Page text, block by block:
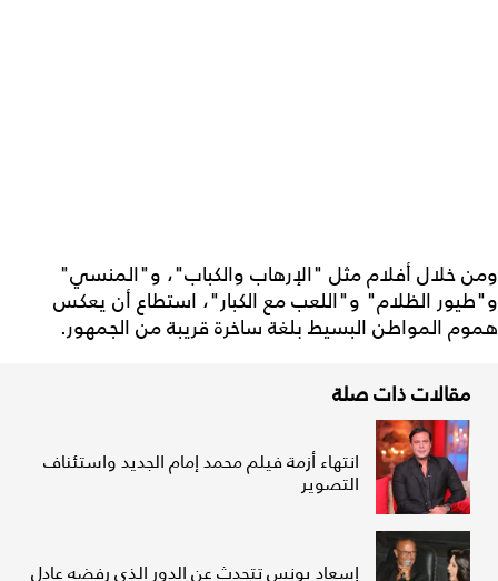
ومن خلال أفلام مثل "الإرهاب والكباب"، و"المنسي"
و"طيور الظلام" و"اللعب مع الكبار"، استطاع أن يعكس
هموم المواطن البسيط بلغة ساخرة قريبة من الجمهور.
مقالات ذات صلة
انتهاء أزمة فيلم محمد إمام الجديد واستئناف
التصوير
إسعاد يونس تتحدث عن الدور الذي رفضه عادل